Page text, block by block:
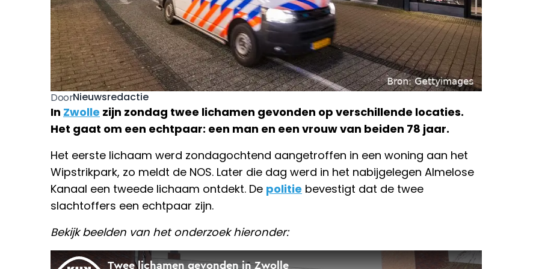
DoorNieuwsredactie
In Zwolle zijn zondag twee lichamen gevonden op verschillende locaties.
Het gaat om een echtpaar: een man en een vrouw van beiden 78 jaar.
Het eerste lichaam werd zondagochtend aangetroffen in een woning aan het
Wipstrikpark, zo meldt de NOS. Later die dag werd in het nabijgelegen Almelose
Kanaal een tweede lichaam ontdekt. De politie bevestigt dat de twee
slachtoffers een echtpaar zijn.
Bekijk beelden van het onderzoek hieronder: